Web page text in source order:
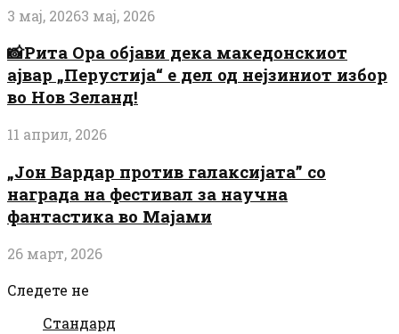
3 мај, 20263 мај, 2026
📸Рита Ора објави дека македонскиот
ајвар „Перустија“ е дел од нејзиниот избор
во Нов Зеланд!
11 април, 2026
„Јон Вардар против галаксијата” со
награда на фестивал за научна
фантастика во Мајами
26 март, 2026
Следете не
Стандард